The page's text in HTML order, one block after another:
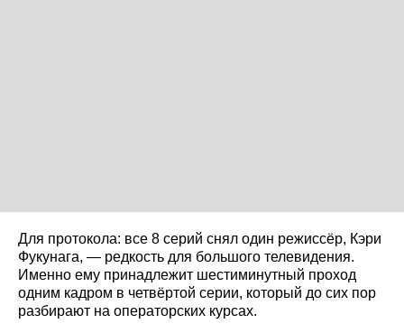
Для протокола: все 8 серий снял один режиссёр, Кэри
Фукунага, — редкость для большого телевидения.
Именно ему принадлежит шестиминутный проход
одним кадром в четвёртой серии, который до сих пор
разбирают на операторских курсах.